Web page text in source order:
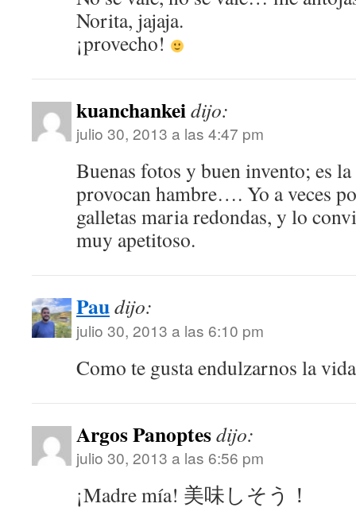
Norita, jajaja.
¡provecho!
kuanchankeidijo:
julio 30, 2013 a las 4:47 pm
Buenas fotos y buen invento; es
provocan hambre…. Yo a veces
galletas maria redondas, y lo
muy apetitoso.
Paudijo:
julio 30, 2013 a las 6:10 pm
Como te gusta endulzarnos la vida
Argos Panoptesdijo:
julio 30, 2013 a las 6:56 pm
¡Madre mía! 美味しそう！